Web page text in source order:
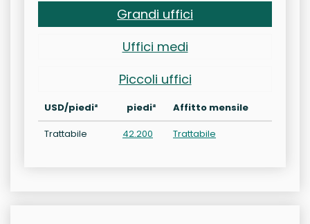
Grandi uffici
Uffici medi
Piccoli uffici
USD/piedi² piedi²
Affitto mensile
Trattabile
42.200 Trattabile